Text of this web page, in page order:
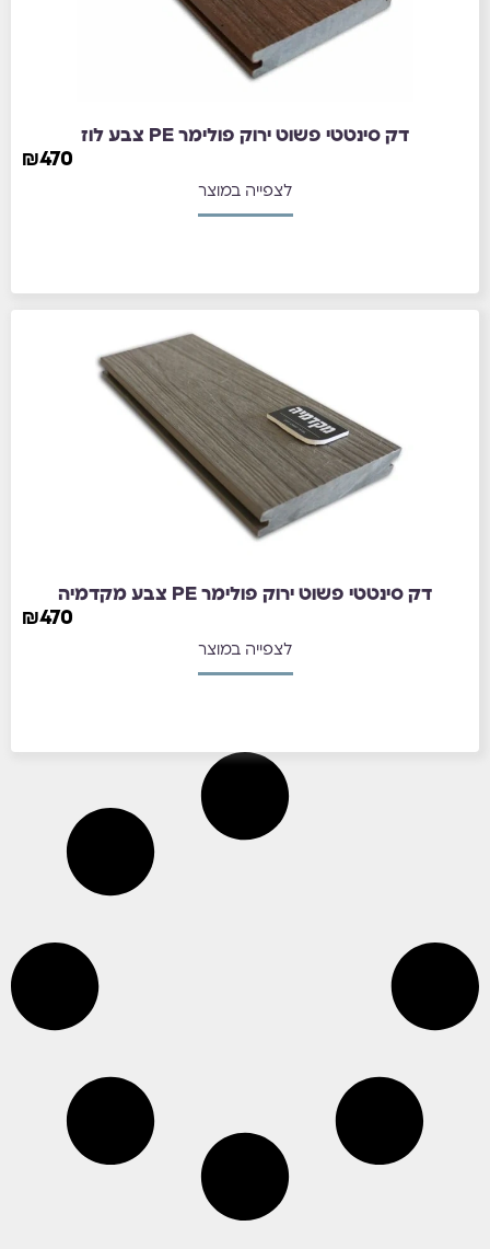
דק סינטטי פשוט ירוק פולימר PE צבע לוז
₪470
לצפייה במוצר
דק סינטטי פשוט ירוק פולימר PE צבע מקדמיה
₪470
לצפייה במוצר